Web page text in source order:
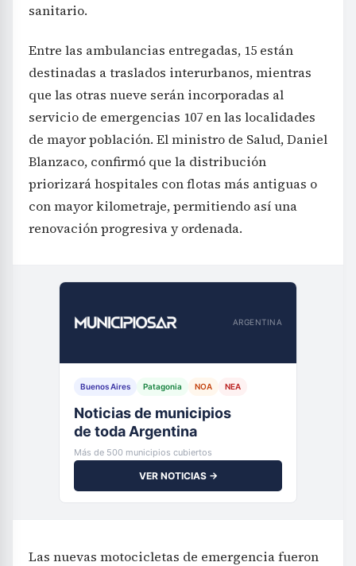
sanitario.
Entre las ambulancias entregadas, 15 están
destinadas a traslados interurbanos, mientras
que las otras nueve serán incorporadas al
servicio de emergencias 107 en las localidades
de mayor población. El ministro de Salud, Daniel
Blanzaco, confirmó que la distribución
priorizará hospitales con flotas más antiguas o
con mayor kilometraje, permitiendo así una
renovación progresiva y ordenada.
ARGENTINA
Buenos Aires Patagonia NOA NEA
Noticias de municipios
de toda Argentina
Más de 500 municipios cubiertos
VER NOTICIAS →
Las nuevas motocicletas de emergencia fueron